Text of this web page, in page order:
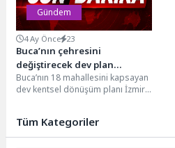
Gündem
4 Ay Önce 23
Buca’nın çehresini
değiştirecek dev plan
Büyükşehir Meclisi’nden
geçti
Buca’nın 18 mahallesini kapsayan
dev kentsel dönüşüm planı İzmir
Tüm Kategoriler